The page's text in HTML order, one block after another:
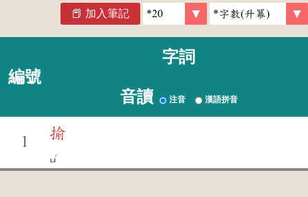
加入筆記
編號
字詞
音讀 注音 漢語拼音
1
揄
ㄩ
ˊ